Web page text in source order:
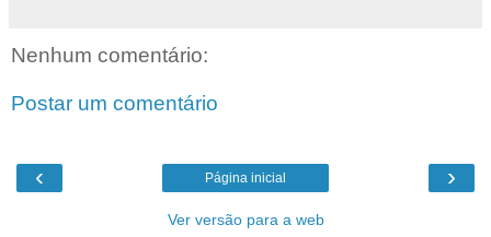
Nenhum comentário:
Postar um comentário
‹ ›
Página inicial
Ver versão para a web